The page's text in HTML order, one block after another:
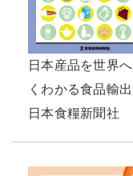
日本産品を世界
くわかる食品輸出
日本食糧新聞社